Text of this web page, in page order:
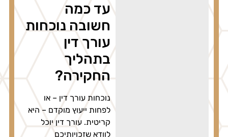
עד כמה
חשובה נוכחות
עורך דין
בתהליך
החקירה?
נוכחות עורך דין – או
לפחות ייעוץ מוקדם – היא
קריטית. עורך דין יוכל
לוודא שזכויותיכם